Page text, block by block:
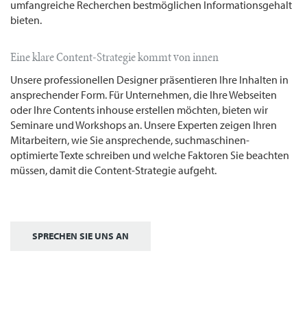
umfangreiche Recherchen bestmöglichen Informationsgehalt
bieten.
Eine klare Content-Strategie kommt von innen
Unsere professionellen Designer präsentieren Ihre Inhalten in
ansprechender Form. Für Unternehmen, die Ihre Webseiten
oder Ihre Contents inhouse erstellen möchten, bieten wir
Seminare und Workshops an. Unsere Experten zeigen Ihren
Mitarbeitern, wie Sie ansprechende, suchmaschinen-
optimierte Texte schreiben und welche Faktoren Sie beachten
müssen, damit die Content-Strategie aufgeht.
SPRECHEN SIE UNS AN